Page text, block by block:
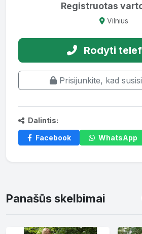
Registruotas
Vilnius
Rodyti
Prisijunkite, kad
Dalintis:
Facebook
WhatsApp
Panašūs skelbimai